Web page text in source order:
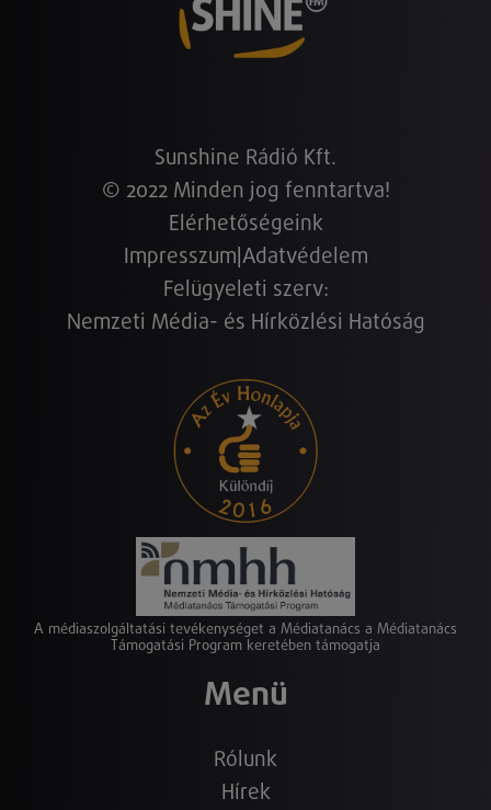
Sunshine Rádió Kft.
© 2022 Minden jog fenntartva!
Elérhetőségeink
Impresszum Adatvédelem
Felügyeleti szerv:
Nemzeti Média- és Hírközlési Hatóság
A médiaszolgáltatási tevékenységet a Médiatanács a Médiatanács
Támogatási Program keretében támogatja
Menü
Rólunk
Hírek